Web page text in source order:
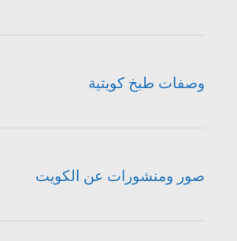
وصفات طبخ كويتية
صور ومنشورات عن الكويت